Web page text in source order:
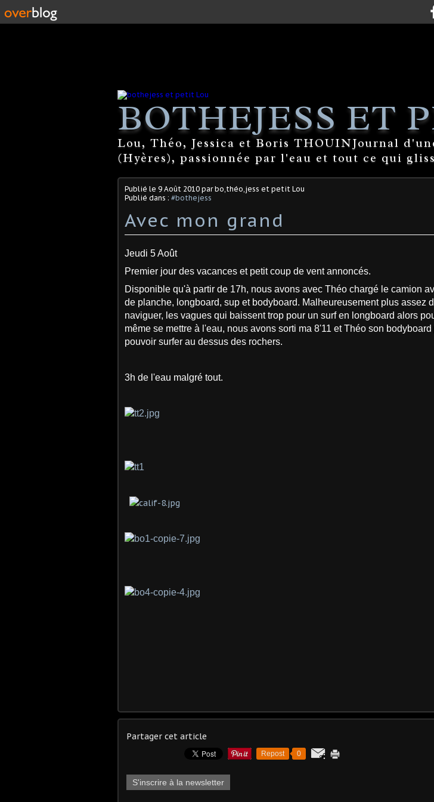
BOTHEJESS ET
Lou, Théo, Jessica et Boris THOUINJournal
(Hyères), passionnée par l'eau et tout ce qui
Publié le 9 Août 2010 par bo,théo,jess et petit Lou
Publié dans : #bothejess
Avec mon grand
Jeudi 5 Août
Premier jour des vacances et petit coup de vent annoncés.
Disponible qu'à partir de 17h, nous avons avec Théo chargé le camion
de planche, longboard, sup et bodyboard. Malheureusement plus assez
naviguer, les vagues qui baissent trop pour un surf en longboard alors
même se mettre à l'eau, nous avons sorti ma 8'11 et Théo son bodyboard
pouvoir surfer au dessus des rochers.
3h de l'eau malgré tout.
Partager cet article
Repost 0
S'inscrire à la newsletter